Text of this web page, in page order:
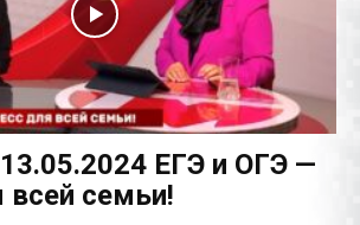
ЕГЭ и ОГЭ —
всей семьи!